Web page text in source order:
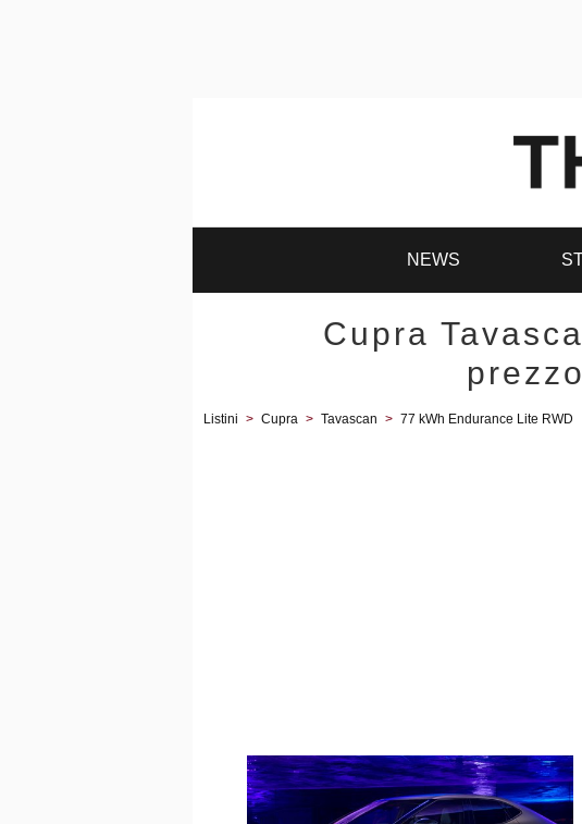
NEWS
Cupra
Listini > Cupra > Tavascan > 77 kWh Endurance Lite RWD